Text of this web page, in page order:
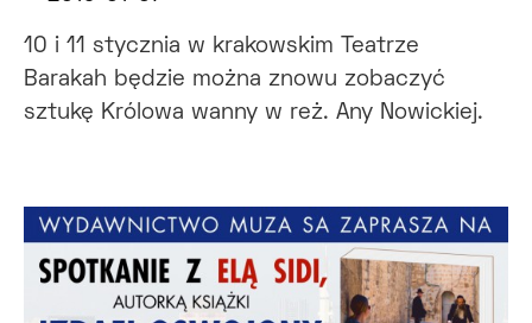
10 i 11 stycznia w krakowskim Teatrze
Barakah będzie można znowu zobaczyć
sztukę Królowa wanny w reż. Any Nowickiej.